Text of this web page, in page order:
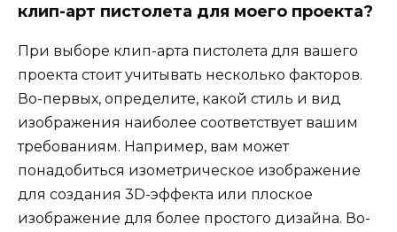
клип-арт пистолета для моего проекта?
При выборе клип-арта пистолета для вашего
проекта стоит учитывать несколько факторов.
Во-первых, определите, какой стиль и вид
изображения наиболее соответствует вашим
требованиям. Например, вам может
понадобиться изометрическое изображение
для создания 3D-эффекта или плоское
изображение для более простого дизайна. Во-